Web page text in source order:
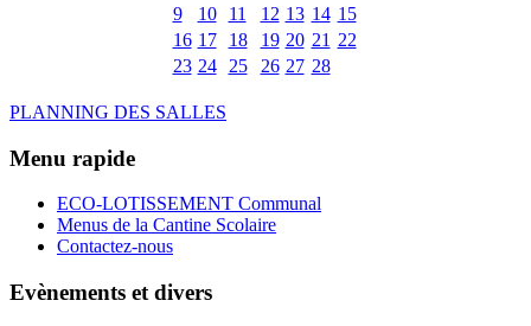
9
10 11 12 13 14 15
16 17 18 19 20 21 22
23 24 25 26 27 28
PLANNING DES SALLES
Menu rapide
ECO-LOTISSEMENT Communal
Menus de la Cantine Scolaire
Contactez-nous
Evènements et divers